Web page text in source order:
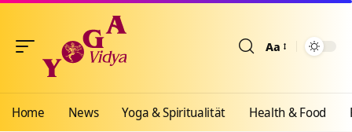
Aa
Home News Yoga & Spiritualität Health & Food